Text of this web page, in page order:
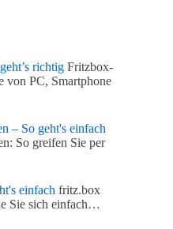
richtig Fritzbox-
von PC, Smartphone
– So geht's einfach
So greifen Sie per
einfach fritz.box
Sie sich einfach…